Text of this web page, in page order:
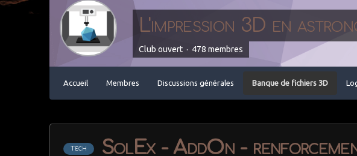
L'impression 3D en
Club ouvert · 478 membres
Accueil Membres Discussions générales Banque de fichiers 3D
Tech SolEx - AddOn -